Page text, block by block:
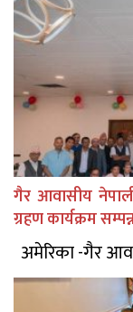
गैर आवासीय
ग्रहण कार्यक्रम
अमेरिका -गैर